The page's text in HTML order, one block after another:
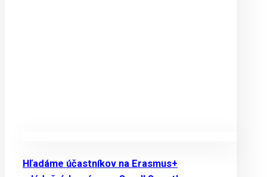
Hľadáme účastníkov na Erasmus+